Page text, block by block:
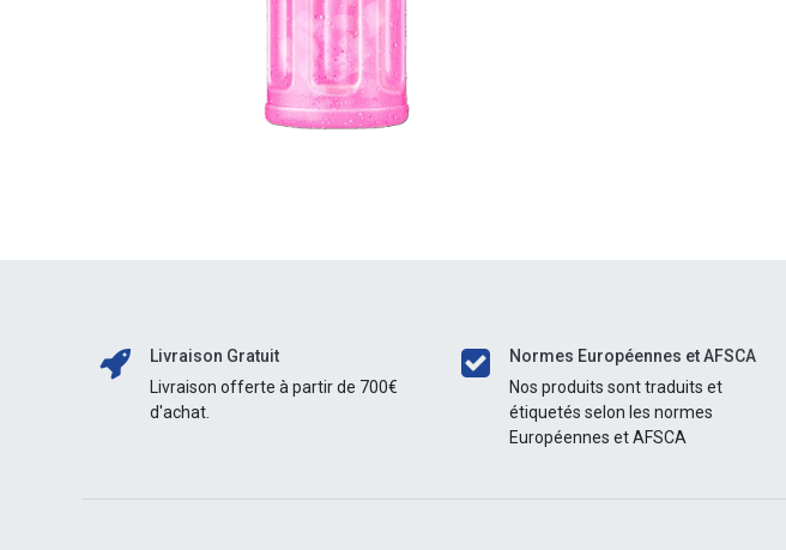
Livraison Gratuit
Livraison offerte à partir de 700€
d'achat.
Normes Européennes et AFSCA
Nos produits sont traduits et
étiquetés selon les normes
Européennes et AFSCA